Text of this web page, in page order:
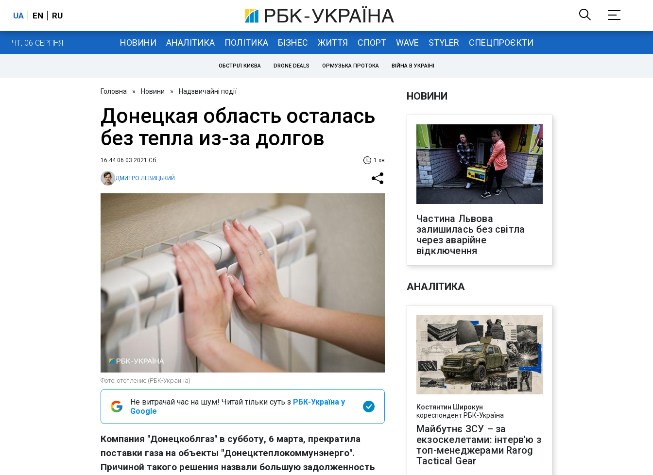
UA EN RU
ЧТ, 06 СЕРПНЯ НОВИНИ АНАЛІТИКА ПОЛІТИКА БІЗНЕС ЖИТТЯ СПОРТ WAVE STYLER СПЕЦПРОЄКТИ
ОБСТРІЛ КИЄВА DRONE DEALS ОРМУЗЬКА ПРОТОКА ВІЙНА В УКРАЇНІ
Головна » Новини » Надзвичайні події
Донецкая область осталась
без тепла из-за долгов
16:44 06.03.2021 Сб 1 хв
ДМИТРО ЛЕВИЦЬКИЙ
Фото: отопление (РБК-Украина)
Не витрачай час на шум! Читай тільки суть з РБК-Україна у
Google
Компания "Донецкоблгаз" в субботу, 6 марта, прекратила
поставки газа на объекты "Донецктеплокоммунэнерго".
Причиной такого решения назвали большую задолженность
НОВИНИ
Частина Львова
залишилась без світла
через аварійне
відключення
АНАЛІТИКА
Костянтин Широкун
кореспондент РБК-Україна
Майбутнє ЗСУ – за
екзоскелетами: інтерв'ю з
топ-менеджерами Rarog
Tactical Gear